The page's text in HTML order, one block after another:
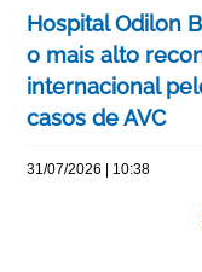
Hospital Odilon
o mais alto
internacional
casos de AVC
31/07/2026 | 10:38